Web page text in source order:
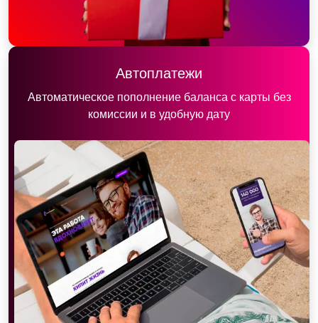
Автоплатежи
Автоматическое пополнение баланса с карты без
комиссии и в удобную дату